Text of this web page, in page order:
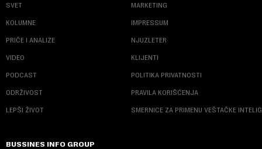
SVET
KOLUMNE
PRIČE I ANALIZE
VIDEO
PODCAST
ODRŽIVOST
LEPŠI ŽIVOT
MARKETING
IMPRESSUM
NJUZLETER
KLIJENTI
POLITIKA PRIVATNOSTI
PRAVILA KORIŠĆENJA
SMERNICE ZA PRIMENU VEŠTAČKE
BUSSINES INFO GROUP